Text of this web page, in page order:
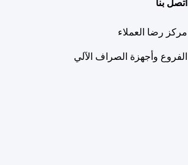
مركز رضا العملاء
الفروع وأجهزة الصراف الآلي